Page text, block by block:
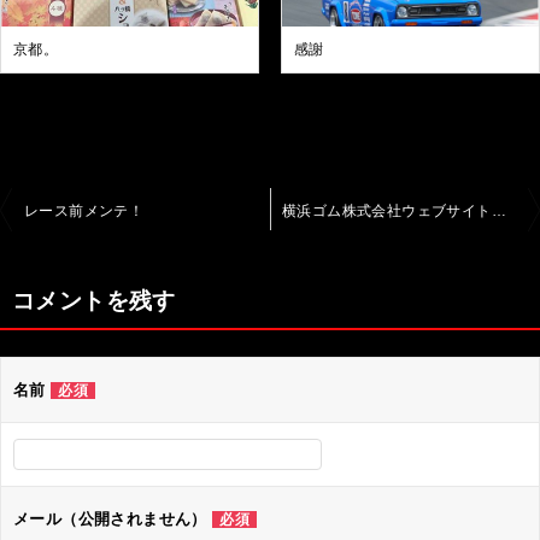
京都。 感謝
ビ
ゲ
ー
シ
ョ
ン
レース前メンテ！ 横浜ゴム株式会社ウェブサイトで紹介されてます。
コメントを残す
名前 必須
メール（公開されません） 必須